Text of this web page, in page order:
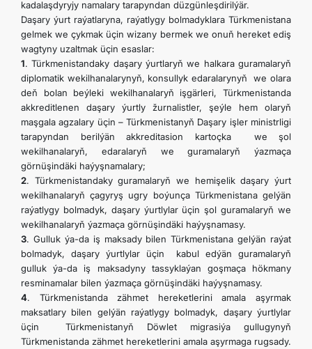
kadalaşdyryjy namalary tarapyndan düzgünleşdirilýär.
Daşary ýurt raýatlaryna, raýatlygy bolmadyklara Türkmenistana
gelmek we çykmak üçin wizany bermek we onuň hereket ediş
wagtyny uzaltmak üçin esaslar:
1. Türkmenistandaky daşary ýurtlaryň we halkara guramalaryň
diplomatik wekilhanalarynyň, konsullyk edaralarynyň we olara
deň bolan beýleki wekilhanalaryň işgärleri, Türkmenistanda
akkreditlenen daşary ýurtly žurnalistler, şeýle hem olaryň
maşgala agzalary üçin – Türkmenistanyň Daşary işler ministrligi
tarapyndan berilýän akkreditasion kartoçka we şol
wekilhanalaryň, edaralaryň we guramalaryň ýazmaça
görnüşindäki haýyşnamalary;
2. Türkmenistandaky guramalaryň we hemişelik daşary ýurt
wekilhanalaryň çagyryş ugry boýunça Türkmenistana gelýän
raýatlygy bolmadyk, daşary ýurtlylar üçin şol guramalaryň we
wekilhanalaryň ýazmaça görnüşindäki haýyşnamasy.
3. Gulluk ýa-da iş maksady bilen Türkmenistana gelýän raýat
bolmadyk, daşary ýurtlylar üçin kabul edýän guramalaryň
gulluk ýa-da iş maksadyny tassyklaýan goşmaça hökmany
resminamalar bilen ýazmaça görnüşindäki haýyşnamasy.
4. Türkmenistanda zähmet hereketlerini amala aşyrmak
maksatlary bilen gelýän raýatlygy bolmadyk, daşary ýurtlylar
üçin Türkmenistanyň Döwlet migrasiýa gullugynyň
Türkmenistanda zähmet hereketlerini amala aşyrmaga rugsady.